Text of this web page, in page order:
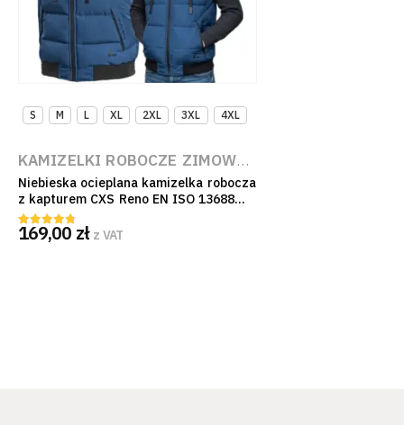
S M L XL 2XL 3XL 4XL
KAMIZELKI ROBOCZE ZIMOWE,
Niebieska ocieplana kamizelka robocza
z kapturem CXS Reno EN ISO 13688
Kat. I do pracy
4.67out of 5
169,00 zł z VAT